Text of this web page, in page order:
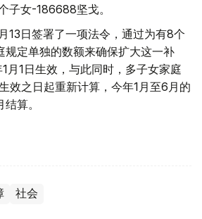
子女-186688坚戈。
13日签署了一项法令，通过为有8个
规定单独的数额来确保扩大这一补
月1日生效，与此同时，多子女家庭
效之日起重新计算，今年1月至6月的
算。
社会